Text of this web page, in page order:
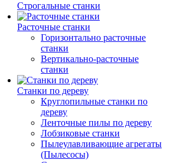
Строгальные станки
Расточные станки
Горизонтально расточные
станки
Вертикально-расточные
станки
Станки по дереву
Круглопильные станки по
дереву
Ленточные пилы по дереву
Лобзиковые станки
Пылеулавливающие агрегаты
(Пылесосы)